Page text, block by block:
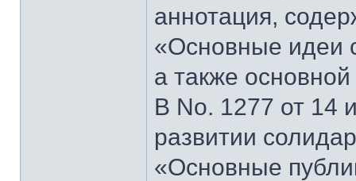
аннотация,
«Основные идеи
а также
В No. 1277 от 14
развитии
«Основные